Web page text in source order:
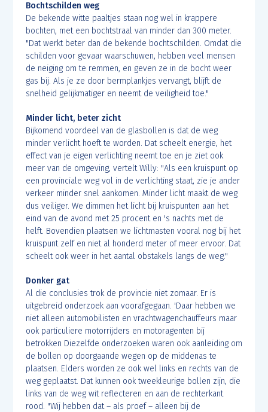
Bochtschilden weg
De bekende witte paaltjes staan nog wel in krappere
bochten, met een bochtstraal van minder dan 300 meter.
"Dat werkt beter dan de bekende bochtschilden. Omdat die
schilden voor gevaar waarschuwen, hebben veel mensen
de neiging om te remmen, en geven ze in de bocht weer
gas bij. Als je ze door bermplankjes vervangt, blijft de
snelheid gelijkmatiger en neemt de veiligheid toe."
Minder licht, beter zicht
Bijkomend voordeel van de glasbollen is dat de weg
minder verlicht hoeft te worden. Dat scheelt energie, het
effect van je eigen verlichting neemt toe en je ziet ook
meer van de omgeving, vertelt Willy: "Als een kruispunt op
een provinciale weg vol in de verlichting staat, zie je ander
verkeer minder snel aankomen. Minder licht maakt de weg
dus veiliger. We dimmen het licht bij kruispunten aan het
eind van de avond met 25 procent en 's nachts met de
helft. Bovendien plaatsen we lichtmasten vooral nog bij het
kruispunt zelf en niet al honderd meter of meer ervoor. Dat
scheelt ook weer in het aantal obstakels langs de weg."
Donker gat
Al die conclusies trok de provincie niet zomaar. Er is
uitgebreid onderzoek aan voorafgegaan. 'Daar hebben we
niet alleen automobilisten en vrachtwagenchauffeurs maar
ook particuliere motorrijders en motoragenten bij
betrokken Diezelfde onderzoeken waren ook aanleiding om
de bollen op doorgaande wegen op de middenas te
plaatsen. Elders worden ze ook wel links en rechts van de
weg geplaatst. Dat kunnen ook tweekleurige bollen zijn, die
links van de weg wit reflecteren en aan de rechterkant
rood. "Wij hebben dat – als proef – alleen bij de